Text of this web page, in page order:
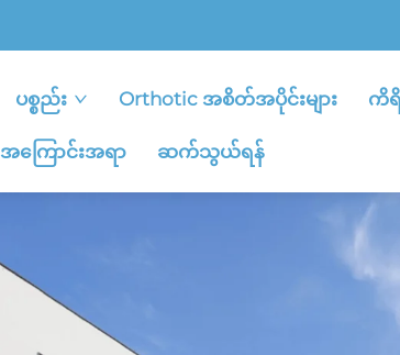
ပစ္စည်း Orthotic အစိတ်အပိုင်းများ ကိရိ
အကြောင်းအရာ ဆက်သွယ်ရန်